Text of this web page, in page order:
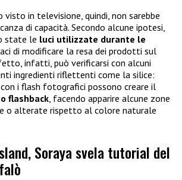
in televisione, quindi, non sarebbe
di capacità. Secondo alcune ipotesi,
state le luci utilizzate durante le
di modificare la resa dei prodotti sul
infatti, può verificarsi con alcuni
ingredienti riflettenti come la silice:
i flash fotografici possono creare il
flashback, facendo apparire alcune zone
o alterate rispetto al colore naturale
Soraya svela tutorial del